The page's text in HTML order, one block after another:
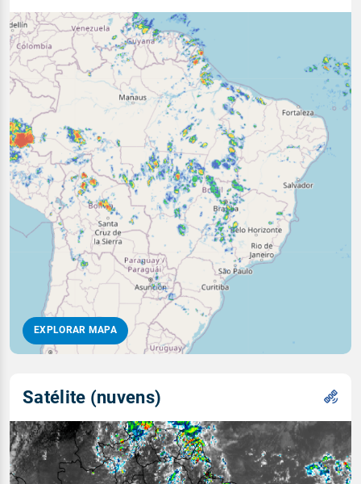
EXPLORAR MAPA
Satélite (nuvens)